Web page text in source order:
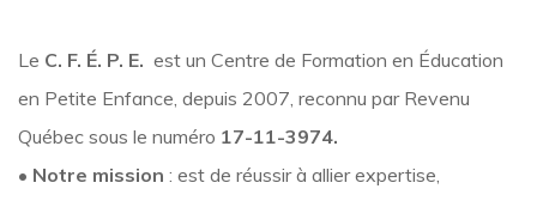
Le C. F. É. P. E. est un Centre de Formation en Éducation
en Petite Enfance, depuis 2007, reconnu par Revenu
Québec sous le numéro 17-11-3974.
• Notre mission : est de réussir à allier expertise,